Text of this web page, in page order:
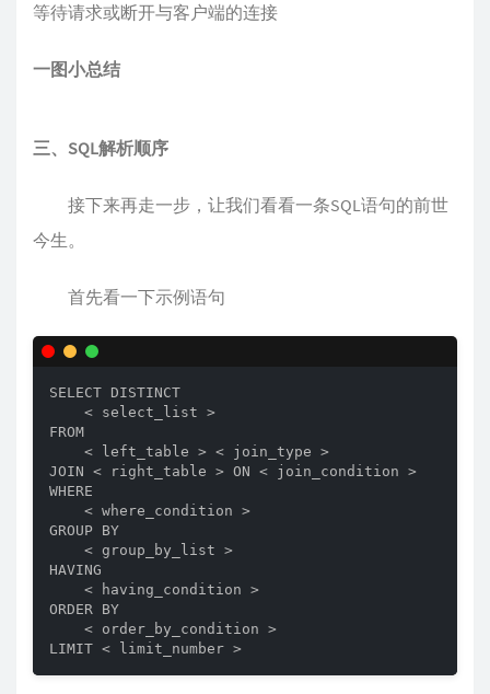
等待请求或断开与客户端的连接
一图小总结
三、SQL解析顺序
接下来再走一步，让我们看看一条SQL语句的前世
今生。
首先看一下示例语句
SELECT DISTINCT
    < select_list >
FROM
    < left_table > < join_type >
JOIN < right_table > ON < join_condition >
WHERE
    < where_condition >
GROUP BY
    < group_by_list >
HAVING
    < having_condition >
ORDER BY
    < order_by_condition >
LIMIT < limit_number >